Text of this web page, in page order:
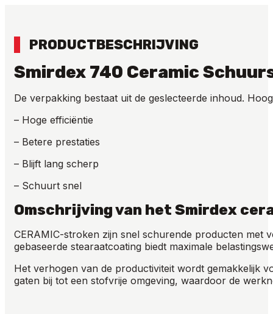
PRODUCTBESCHRIJVING
Smirdex 740 Ceramic
De verpakking bestaat uit de geslecteerde inhoud.
– Hoge efficiëntie
– Betere prestaties
– Blijft lang scherp
– Schuurt snel
Omschrijving van het Smirdex
CERAMIC-stroken zijn snel schurende producten met
gebaseerde stearaatcoating biedt maximale
Het verhogen van de productiviteit wordt gemakkelijk
gaten bij tot een stofvrije omgeving, waardoor de